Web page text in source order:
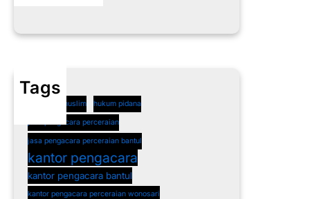
Tags
cerai non muslim hukum pidana
jasa pengacara perceraian
jasa pengacara perceraian bantul
kantor pengacara
kantor pengacara bantul
kantor pengacara perceraian wonosari